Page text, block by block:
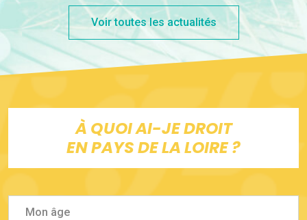
Voir toutes les actualités
À QUOI AI-JE DROIT
EN PAYS DE LA LOIRE ?